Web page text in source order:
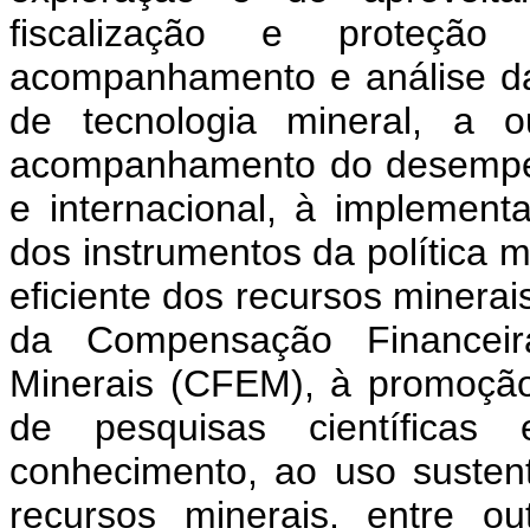
fiscalização e
acompanhamento e análise
de tecnologia mineral, a
acompanhamento do
e internacional, à
dos instrumentos da política
eficiente dos recursos
da Compensação
Minerais (CFEM), à
de pesquisas científicas
conhecimento, ao uso
recursos minerais, entre